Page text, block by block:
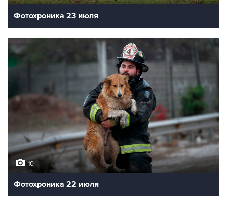
Фотохроника 23 июля
10
Фотохроника 22 июля